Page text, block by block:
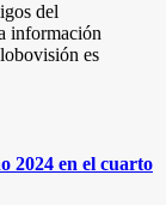
del
información
es
2024 en el cuarto